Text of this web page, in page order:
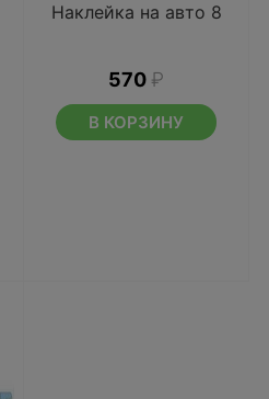
Наклейка на авто 8
570 ₽
В КОРЗИНУ